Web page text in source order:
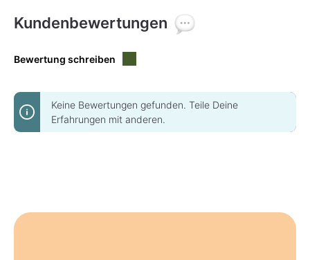
Kundenbewertungen
Bewertung schreiben
Keine Bewertungen gefunden. Teile Deine
Erfahrungen mit anderen.